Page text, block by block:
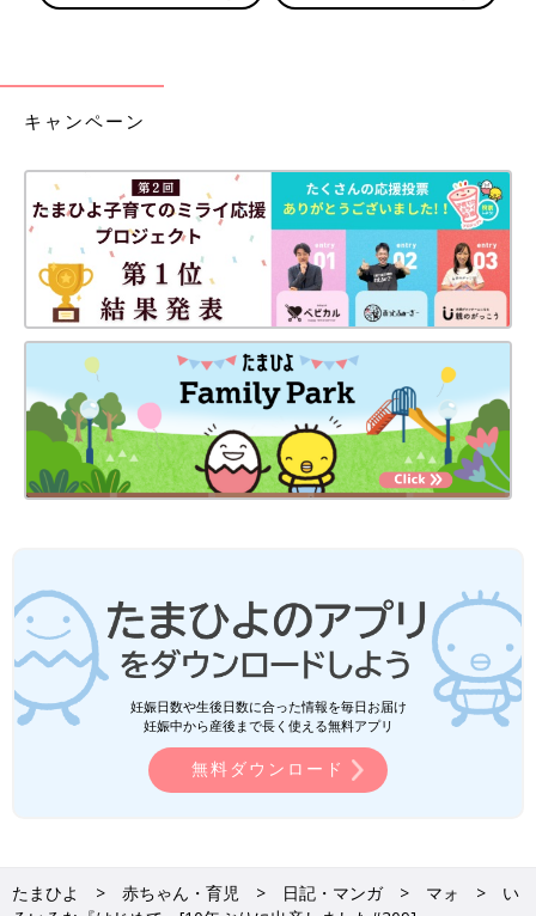
キャンペーン
妊娠日数や生後日数に合った情報を毎日お届け
妊娠中から産後まで長く使える無料アプリ
無料ダウンロード
たまひよ 赤ちゃん・育児 日記・マンガ マォ
い